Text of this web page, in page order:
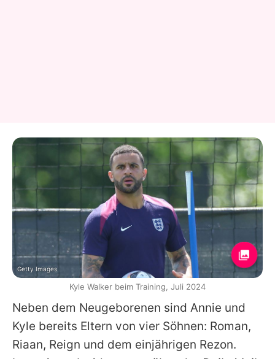
Neben dem Neugeborenen sind Annie und
Kyle bereits Eltern von vier Söhnen: Roman,
Riaan, Reign und dem einjährigen Rezon.
Getty Images
Kyle Walker beim Training, Juli 2024